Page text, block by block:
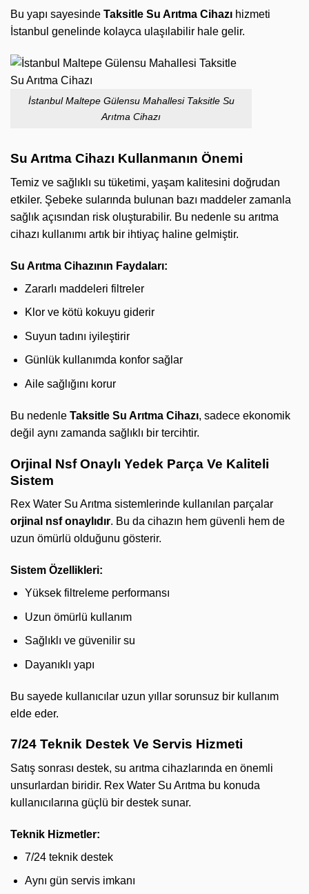
Bu yapı sayesinde Taksitle Su Arıtma Cihazı hizmeti
İstanbul genelinde kolayca ulaşılabilir hale gelir.
İstanbul Maltepe Gülensu Mahallesi Taksitle Su
Arıtma Cihazı
Su Arıtma Cihazı Kullanmanın Önemi
Temiz ve sağlıklı su tüketimi, yaşam kalitesini doğrudan
etkiler. Şebeke sularında bulunan bazı maddeler zamanla
sağlık açısından risk oluşturabilir. Bu nedenle su arıtma
cihazı kullanımı artık bir ihtiyaç haline gelmiştir.
Su Arıtma Cihazının Faydaları:
Zararlı maddeleri filtreler
Klor ve kötü kokuyu giderir
Suyun tadını iyileştirir
Günlük kullanımda konfor sağlar
Aile sağlığını korur
Bu nedenle Taksitle Su Arıtma Cihazı, sadece ekonomik
değil aynı zamanda sağlıklı bir tercihtir.
Orjinal Nsf Onaylı Yedek Parça Ve Kaliteli
Sistem
Rex Water Su Arıtma sistemlerinde kullanılan parçalar
orjinal nsf onaylıdır. Bu da cihazın hem güvenli hem de
uzun ömürlü olduğunu gösterir.
Sistem Özellikleri:
Yüksek filtreleme performansı
Uzun ömürlü kullanım
Sağlıklı ve güvenilir su
Dayanıklı yapı
Bu sayede kullanıcılar uzun yıllar sorunsuz bir kullanım
elde eder.
7/24 Teknik Destek Ve Servis Hizmeti
Satış sonrası destek, su arıtma cihazlarında en önemli
unsurlardan biridir. Rex Water Su Arıtma bu konuda
kullanıcılarına güçlü bir destek sunar.
Teknik Hizmetler:
7/24 teknik destek
Aynı gün servis imkanı